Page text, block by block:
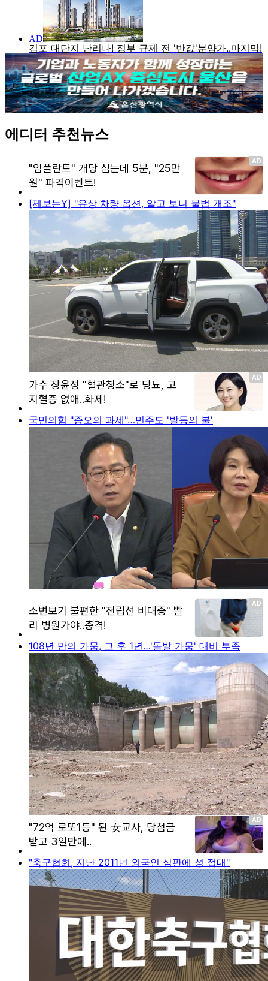
에디터 추천뉴스
[제보는Y] "유상 차량 옵션, 알고 보니 불법 개조"
국민의힘 "증오의 과세"…민주도 '발등의 불'
108년 만의 가뭄, 그 후 1년…'돌발 가뭄' 대비 부족
"축구협회, 지난 2011년 외국인 심판에 성 접대"